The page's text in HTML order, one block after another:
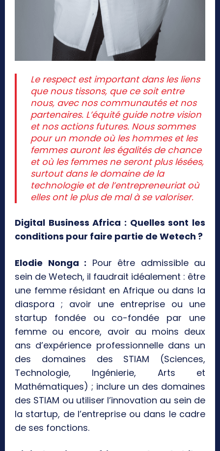
Le respect est important dans les liens
que nous tissons, que ce soit entre
nous, avec nos communautés et nos
partenaires. L’équité guide notre vision
et nos actions futures. Nous sommes
pour un monde où les hommes et les
femmes auront les égalités de chance
et où les femmes ne seront plus lésées,
surtout dans le domaine de la
technologie et de l’entrepreneuriat où
elles ont le plus de mal à se valoriser.
Digital Business Africa : Quelles sont les
conditions pour faire partie de Wetech ?
Elodie Nonga : Pour être admissible au
sein de Wetech, il faudrait idéalement : être
une femme résidant en Afrique ou dans la
diaspora ; avoir une entreprise ou une
startup fondée ou co-fondée par une
femme ou encore, avoir au moins deux
ans d’expérience professionnelle dans un
des domaines des STIAM (Sciences,
Technologie, Ingénierie, Arts et
Mathématiques) ; inclure un des domaines
des STIAM ou utiliser l’innovation au sein de
la startup, de l’entreprise ou dans le cadre
de ses fonctions.